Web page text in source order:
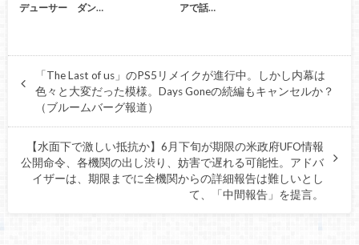
デューサー ダン…
アで話…
「The Last of us」のPS5リメイクが進行中。しかし内幕は
色々と大変だった模様。Days Goneの続編もキャンセルか？
（ブルームバーグ報道）
【水面下で激しい抵抗か】6月下旬が期限の米政府UFO情報
公開命令、各機関の出し渋り、妨害で遅れる可能性。アドバ
イザーは、期限までに全機関からの詳細報告は難しいとし
て、「中間報告」を提言。